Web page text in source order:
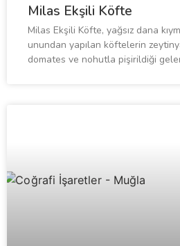
Milas Ekşili Köfte
Milas Ekşili Köfte, yağsız dana
unundan yapılan köftelerin
domates ve nohutla pişirildiği